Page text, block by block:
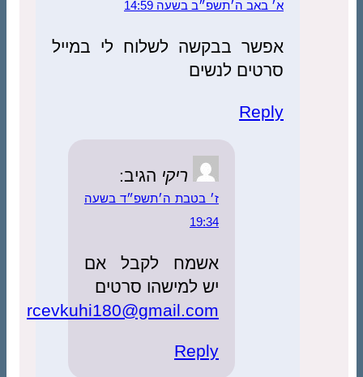
א׳ באב ה׳תשפ״ב בשעה 14:59
אפשר בבקשה לשלוח לי במייל
סרטים לנשים
Reply
ריקי הגיב:
ז׳ בטבת ה׳תשפ״ד בשעה
19:34
אשמח לקבל אם
יש למישהו סרטים
rcevkuhi180@gmail.com
Reply